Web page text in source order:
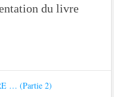
du livre